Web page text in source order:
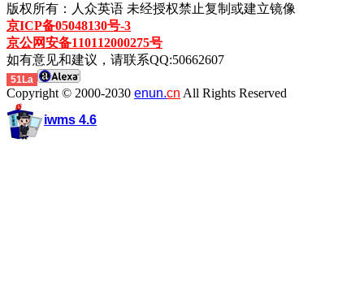
版权所有：人众英语 未经授权禁止复制或建立镜像
京ICP备05048130号-3
京公网安备110112000275号
如有意见和建议，请联系QQ:50662607
51La
Copyright © 2000-2030 enun.cn All Rights Reserved
iwms 4.6